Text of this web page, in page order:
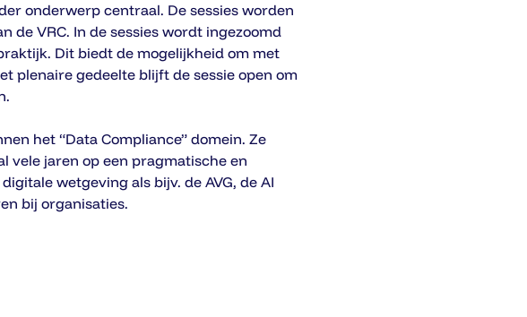
onderwerp centraal. De sessies worden
de VRC. In de sessies wordt ingezoomd
Dit biedt de mogelijkheid om met
plenaire gedeelte blijft de sessie open om
het “Data Compliance” domein. Ze
vele jaren op een pragmatische en
wetgeving als bijv. de AVG, de AI
bij organisaties.